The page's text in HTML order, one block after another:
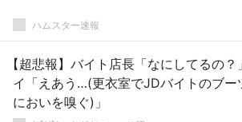
ハムスター速報
【超悲報】バイト店長「なにしてるの？
イ「えあう…(更衣室でJDバイトのブー
においを嗅ぐ)」